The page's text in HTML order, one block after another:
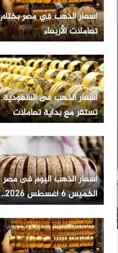
أسعار الذهب في مصر بختام
تعاملات الأربعاء
أسعار الذهب فى السعودية
تستقر مع بداية تعاملات
الخميس
أسعار الذهب اليوم فى مصر
الخميس 6 أغسطس 2026..
الجنيه الذهب مستقر